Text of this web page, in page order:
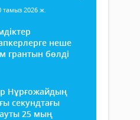
тамыз 2026 ж.
неше
грантын бөлді
Нұрғожайдың
секундтағы
25 мың